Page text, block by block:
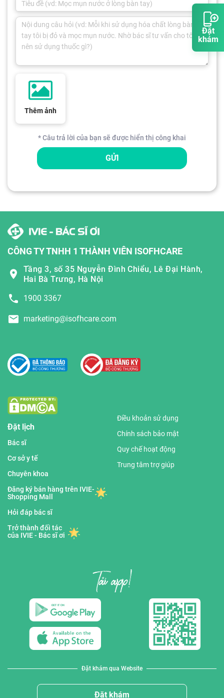
Đặt
khám
Thêm ảnh
* Câu trả lời của bạn sẽ được hiển thị công khai
GỬI
CÔNG TY TNHH 1 THÀNH VIÊN ISOFHCARE
Tầng 3, số 35 Nguyễn Đình Chiểu, Lê Đại Hành,
Hai Bà Trưng, Hà Nội
1900 3367
marketing@isofhcare.com
Đặt lịch
Bác sĩ
Cơ sở y tế
Chuyên khoa
Đăng ký bán hàng trên IVIE-
Shopping Mall
Hỏi đáp bác sĩ
Trở thành đối tác
của IVIE - Bác sĩ ơi
Điều khoản sử dụng
Chính sách bảo mật
Quy chế hoạt động
Trung tâm trợ giúp
Đặt khám qua Website
Đặt khám